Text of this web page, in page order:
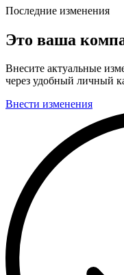
Последние изменения
Это ваша
Внесите актуальные
через удобный личный
Внести изменения